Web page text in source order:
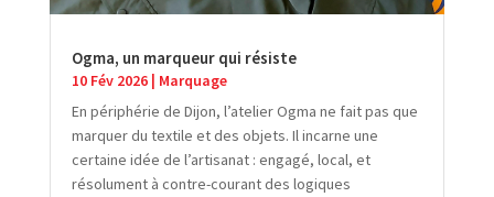
Ogma, un marqueur qui résiste
10 Fév 2026| Marquage
En périphérie de Dijon, l’atelier Ogma ne fait pas que
marquer du textile et des objets. Il incarne une
certaine idée de l’artisanat : engagé, local, et
résolument à contre-courant des logiques